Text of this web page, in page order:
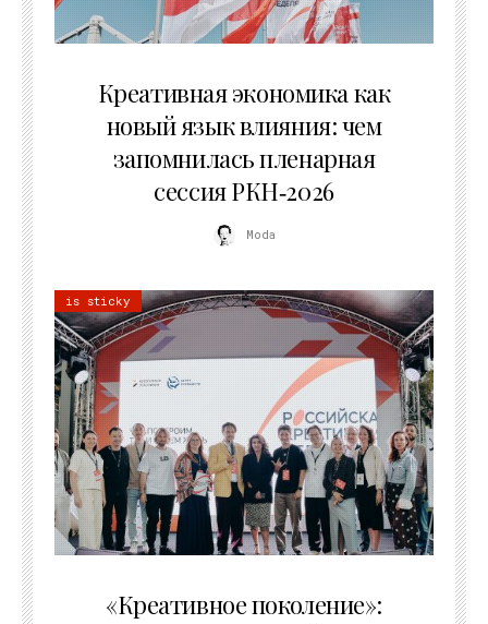
Креативная экономика как
новый язык влияния: чем
запомнилась пленарная
сессия РКН‑2026
Moda
is sticky
«Креативное поколение»: